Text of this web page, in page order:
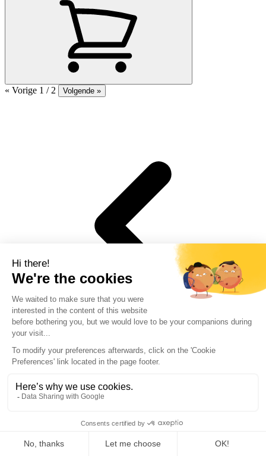
« Vorige 1 / 2 Volgende »
2